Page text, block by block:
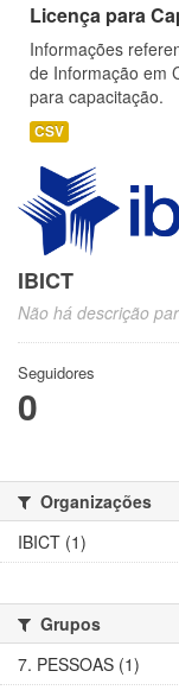
Licença para
Informações
de Informação em
para capacitação.
CSV
IBICT
Não há descrição
Seguidores
0
Organizações
IBICT (1)
Grupos
7. PESSOAS (1)